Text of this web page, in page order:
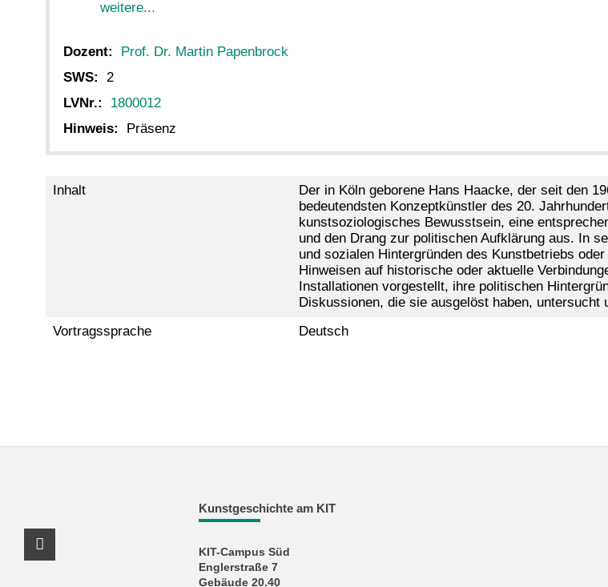
weitere...
Dozent:
Prof. Dr. Martin Papenbrock
SWS:
2
LVNr.:
1800012
Hinweis:
Präsenz
Inhalt
Der in Köln geborene Hans Haacke, der seit den
bedeutendsten Konzeptkünstler des 20.
kunstsoziologisches Bewusstsein, eine
und den Drang zur politischen Aufklärung aus. In
und sozialen Hintergründen des Kunstbetriebs
Hinweisen auf historische oder aktuelle
Installationen vorgestellt, ihre politischen
Diskussionen, die sie ausgelöst haben, untersucht
Vortragssprache
Deutsch
Kunstgeschichte am KIT
KIT-Campus Süd
Englerstraße 7
Gebäude 20.40
Instagram Profil